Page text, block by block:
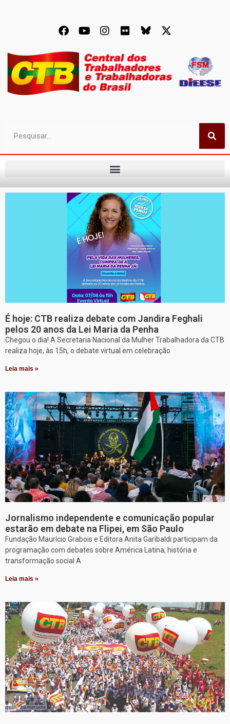
É hoje: CTB realiza debate com Jandira Feghali
pelos 20 anos da Lei Maria da Penha
Chegou o dia! A Secretaria Nacional da Mulher Trabalhadora da CTB
realiza hoje, às 15h, o debate virtual em celebração
Leia mais »
Jornalismo independente e comunicação popular
estarão em debate na Flipei, em São Paulo
Fundação Maurício Grabois e Editora Anita Garibaldi participam da
programação com debates sobre América Latina, história e
transformação social A
Leia mais »